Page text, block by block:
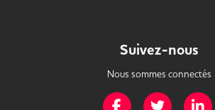
Suivez-nous
Nous sommes connectés
Page Facebook de
Page